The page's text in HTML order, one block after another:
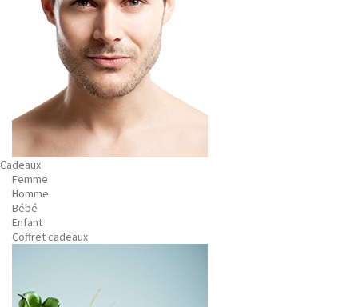
Cadeaux
Femme
Homme
Bébé
Enfant
Coffret cadeaux